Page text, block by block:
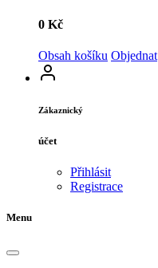
0 Kč
Obsah košíku Objednat
Zákaznický
účet
Přihlásit
Registrace
Menu